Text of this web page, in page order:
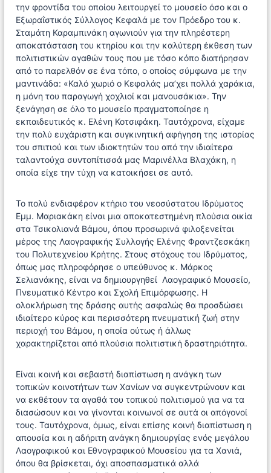
την φροντίδα του οποίου λειτουργεί το μουσείο όσο και ο
Εξωραΐστικός Σύλλογος Κεφαλά με τον Πρόεδρο του κ.
Σταμάτη Καραμπινάκη αγωνιούν για την πληρέστερη
αποκατάσταση του κτηρίου και την καλύτερη έκθεση των
πολιτιστικών αγαθών τους που με τόσο κόπο διατήρησαν
από το παρελθόν σε ένα τόπο, ο οποίος σύμφωνα με την
μαντινάδα: «Καλό χωριό ο Κεφαλάς μα’χει πολλά χαράκια,
η μόνη του παραγωγή χοχλιοί και μανουσάκια». Την
ξενάγηση σε όλο το μουσείο πραγματοποίησε η
εκπαιδευτικός κ. Ελένη Κοτσιφάκη. Ταυτόχρονα, είχαμε
την πολύ ευχάριστη και συγκινητική αφήγηση της ιστορίας
του σπιτιού και των ιδιοκτητών του από την ιδιαίτερα
ταλαντούχα συντοπίτισσά μας Μαρινέλλα Βλαχάκη, η
οποία είχε την τύχη να κατοικήσει σε αυτό.
Το πολύ ενδιαφέρον κτήριο του νεοσύστατου Ιδρύματος
Εμμ. Μαριακάκη είναι μια αποκατεστημένη πλούσια οικία
στα Τσικολιανά Βάμου, όπου προσωρινά φιλοξενείται
μέρος της Λαογραφικής Συλλογής Ελένης Φραντζεσκάκη
του Πολυτεχνείου Κρήτης. Στους στόχους του Ιδρύματος,
όπως μας πληροφόρησε ο υπεύθυνος κ. Μάρκος
Σελιανάκης, είναι να δημιουργηθεί Λαογραφικό Μουσείο,
Πνευματικό Κέντρο και Σχολή Επιμόρφωσης. Η
ολοκλήρωση της δράσης αυτής ασφαλώς θα προσδώσει
ιδιαίτερο κύρος και περισσότερη πνευματική ζωή στην
περιοχή του Βάμου, η οποία ούτως ή άλλως
χαρακτηρίζεται από πλούσια πολιτιστική δραστηριότητα.
Είναι κοινή και σεβαστή διαπίστωση η ανάγκη των
τοπικών κοινοτήτων των Χανίων να συγκεντρώνουν και
να εκθέτουν τα αγαθά του τοπικού πολιτισμού για να τα
διασώσουν και να γίνονται κοινωνοί σε αυτά οι απόγονοί
τους. Ταυτόχρονα, όμως, είναι επίσης κοινή διαπίστωση η
απουσία και η αδήριτη ανάγκη δημιουργίας ενός μεγάλου
Λαογραφικού και Εθνογραφικού Μουσείου για τα Χανιά,
όπου θα βρίσκεται, όχι αποσπασματικά αλλά